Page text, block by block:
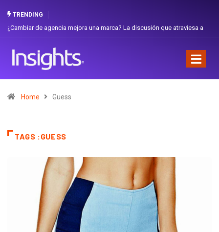
TRENDING
¿Cambiar de agencia mejora una marca? La discusión que atraviesa a
Home Guess
TAGS :GUESS